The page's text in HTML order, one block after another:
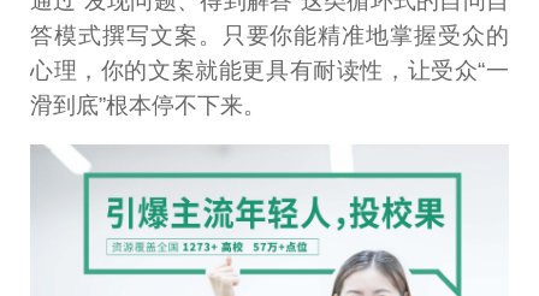
答模式撰写文案。只要你能精准地掌握受众的
心理，你的文案就能更具有耐读性，让受众“一
滑到底”根本停不下来。